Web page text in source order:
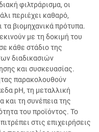
φιλτράρισμα, οι
περιέχει καθαρό,
βιομηχανικά πρότυπα.
με τη δοκιμή του
κάθε στάδιο της
διαδικασιών
και συσκευασίας.
παρακολουθούν
pH, τη μεταλλική
και τη συνέπεια της
του προϊόντος. Το
στις επιχειρήσεις